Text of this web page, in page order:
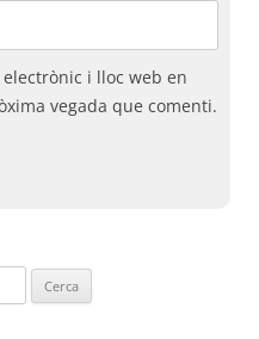
i lloc web en
vegada que comenti.